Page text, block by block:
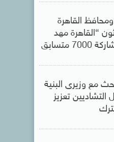
ومحافظ القاهرة
“القاهرة مهد
متسابق
مع وزيرى البنية
التشاديين تعزيز